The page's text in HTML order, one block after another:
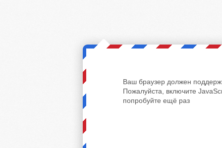
Ваш браузер должен
Пожалуйста, включите
попробуйте ещё раз